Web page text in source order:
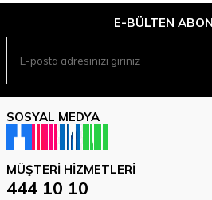
E-BÜLTEN
SOSYAL MEDYA
MÜŞTERI HIZMETLERI
444 10 10